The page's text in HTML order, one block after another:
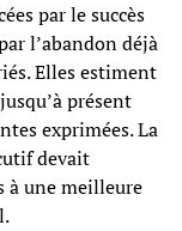
par le succès
l’abandon déjà
Elles estiment
présent
exprimées. La
devait
à une meilleure